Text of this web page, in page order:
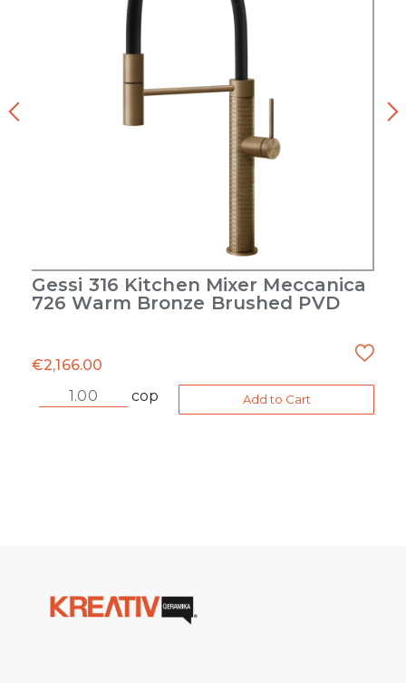
Gessi 316 Kitchen Mixer Meccanica
726 Warm Bronze Brushed PVD
€2,166.00
cop
Add to Cart